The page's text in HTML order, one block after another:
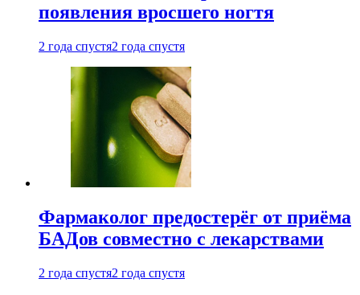
появления вросшего ногтя
2 года спустя2 года спустя
Фармаколог предостерёг от приёма
БАДов совместно с лекарствами
2 года спустя2 года спустя